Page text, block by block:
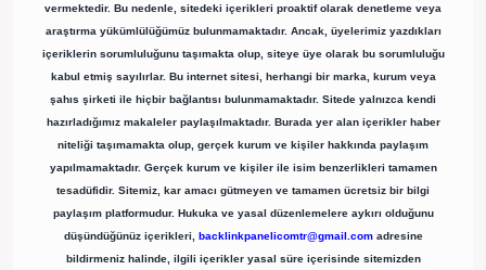
vermektedir. Bu nedenle, sitedeki içerikleri proaktif olarak denetleme veya
araştırma yükümlülüğümüz bulunmamaktadır. Ancak, üyelerimiz yazdıkları
içeriklerin sorumluluğunu taşımakta olup, siteye üye olarak bu sorumluluğu
kabul etmiş sayılırlar. Bu internet sitesi, herhangi bir marka, kurum veya
şahıs şirketi ile hiçbir bağlantısı bulunmamaktadır. Sitede yalnızca kendi
hazırladığımız makaleler paylaşılmaktadır. Burada yer alan içerikler haber
niteliği taşımamakta olup, gerçek kurum ve kişiler hakkında paylaşım
yapılmamaktadır. Gerçek kurum ve kişiler ile isim benzerlikleri tamamen
tesadüfidir. Sitemiz, kar amacı gütmeyen ve tamamen ücretsiz bir bilgi
paylaşım platformudur. Hukuka ve yasal düzenlemelere aykırı olduğunu
düşündüğünüz içerikleri, backlinkpanelicomtr@gmail.comadresine
bildirmeniz halinde, ilgili içerikler yasal süre içerisinde sitemizden